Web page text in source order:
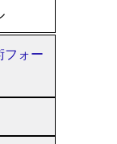
フォー